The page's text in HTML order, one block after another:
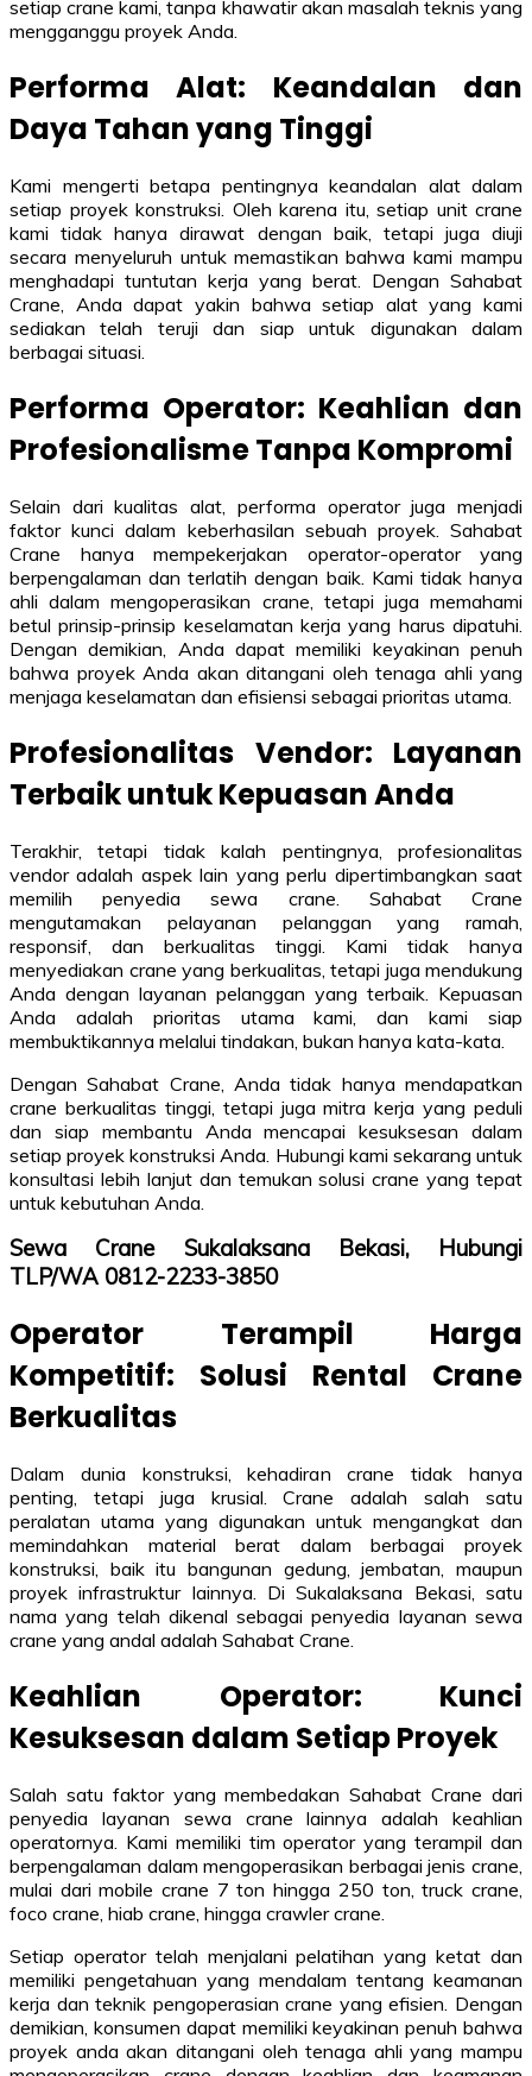
setiap crane kami, tanpa khawatir akan masalah teknis yang
mengganggu proyek Anda.
Performa Alat: Keandalan dan
Daya Tahan yang Tinggi
Kami mengerti betapa pentingnya keandalan alat dalam
setiap proyek konstruksi. Oleh karena itu, setiap unit crane
kami tidak hanya dirawat dengan baik, tetapi juga diuji
secara menyeluruh untuk memastikan bahwa kami mampu
menghadapi tuntutan kerja yang berat. Dengan Sahabat
Crane, Anda dapat yakin bahwa setiap alat yang kami
sediakan telah teruji dan siap untuk digunakan dalam
berbagai situasi.
Performa Operator: Keahlian dan
Profesionalisme Tanpa Kompromi
Selain dari kualitas alat, performa operator juga menjadi
faktor kunci dalam keberhasilan sebuah proyek. Sahabat
Crane hanya mempekerjakan operator-operator yang
berpengalaman dan terlatih dengan baik. Kami tidak hanya
ahli dalam mengoperasikan crane, tetapi juga memahami
betul prinsip-prinsip keselamatan kerja yang harus dipatuhi.
Dengan demikian, Anda dapat memiliki keyakinan penuh
bahwa proyek Anda akan ditangani oleh tenaga ahli yang
menjaga keselamatan dan efisiensi sebagai prioritas utama.
Profesionalitas Vendor: Layanan
Terbaik untuk Kepuasan Anda
Terakhir, tetapi tidak kalah pentingnya, profesionalitas
vendor adalah aspek lain yang perlu dipertimbangkan saat
memilih penyedia sewa crane. Sahabat Crane
mengutamakan pelayanan pelanggan yang ramah,
responsif, dan berkualitas tinggi. Kami tidak hanya
menyediakan crane yang berkualitas, tetapi juga mendukung
Anda dengan layanan pelanggan yang terbaik. Kepuasan
Anda adalah prioritas utama kami, dan kami siap
membuktikannya melalui tindakan, bukan hanya kata-kata.
Dengan Sahabat Crane, Anda tidak hanya mendapatkan
crane berkualitas tinggi, tetapi juga mitra kerja yang peduli
dan siap membantu Anda mencapai kesuksesan dalam
setiap proyek konstruksi Anda. Hubungi kami sekarang untuk
konsultasi lebih lanjut dan temukan solusi crane yang tepat
untuk kebutuhan Anda.
Sewa Crane Sukalaksana Bekasi, Hubungi
TLP/WA 0812-2233-3850
Operator Terampil Harga
Kompetitif: Solusi Rental Crane
Berkualitas
Dalam dunia konstruksi, kehadiran crane tidak hanya
penting, tetapi juga krusial. Crane adalah salah satu
peralatan utama yang digunakan untuk mengangkat dan
memindahkan material berat dalam berbagai proyek
konstruksi, baik itu bangunan gedung, jembatan, maupun
proyek infrastruktur lainnya. Di Sukalaksana Bekasi, satu
nama yang telah dikenal sebagai penyedia layanan sewa
crane yang andal adalah Sahabat Crane.
Keahlian Operator: Kunci
Kesuksesan dalam Setiap Proyek
Salah satu faktor yang membedakan Sahabat Crane dari
penyedia layanan sewa crane lainnya adalah keahlian
operatornya. Kami memiliki tim operator yang terampil dan
berpengalaman dalam mengoperasikan berbagai jenis crane,
mulai dari mobile crane 7 ton hingga 250 ton, truck crane,
foco crane, hiab crane, hingga crawler crane.
Setiap operator telah menjalani pelatihan yang ketat dan
memiliki pengetahuan yang mendalam tentang keamanan
kerja dan teknik pengoperasian crane yang efisien. Dengan
demikian, konsumen dapat memiliki keyakinan penuh bahwa
proyek anda akan ditangani oleh tenaga ahli yang mampu